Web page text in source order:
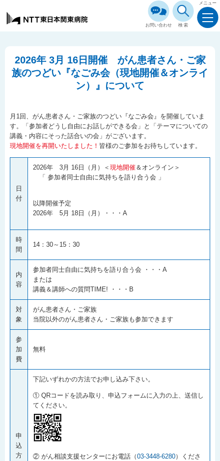
お問い合わせ 検索
メニュー
2026年 3月 16日開催 がん患者さん・ご家
族のつどい『なごみ会（現地開催＆オンライ
ン）』について
月1回、がん患者さん・ご家族のつどい『なごみ会』を開催していま
す。「参加者どうし自由にお話しができる会」と「テーマについての
講義・内容にそった話合いの会」がございます。
現地開催を再開いたしました！ 皆様のご参加をお待ちしています。
日
付
2026年 3月 16日（月）＜ 現地開催＆オンライン＞
「 参加者同士自由に気持ちを語り合う会 」
以降開催予定
2026年 5月 18日（月）・・・A
時
間
14：30～15：30
内
容
参加者同士自由に気持ちを語り合う会 ・・・A
または
講義＆講師への質問TIME! ・・・B
対
象
がん患者さん・ご家族
当院以外のがん患者さん・ご家族も参加できます
参
加
費
無料
申
込
方
下記いずれかの方法でお申し込み下さい。
① QRコードを読み取り、申込フォームに入力の上、送信し
てください。
② がん相談支援センターにお電話（03-3448-6280）くださ